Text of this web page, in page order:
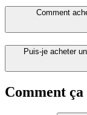
Comment
Puis-je acheter
Comment